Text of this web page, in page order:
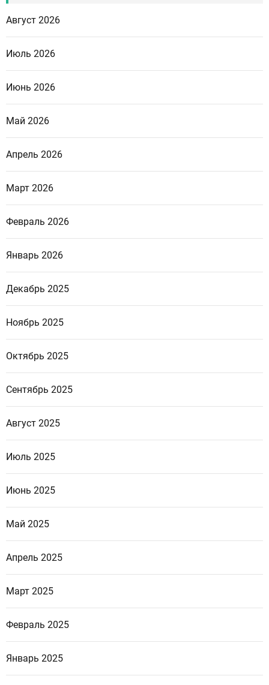
Август 2026
Июль 2026
Июнь 2026
Май 2026
Апрель 2026
Март 2026
Февраль 2026
Январь 2026
Декабрь 2025
Ноябрь 2025
Октябрь 2025
Сентябрь 2025
Август 2025
Июль 2025
Июнь 2025
Май 2025
Апрель 2025
Март 2025
Февраль 2025
Январь 2025